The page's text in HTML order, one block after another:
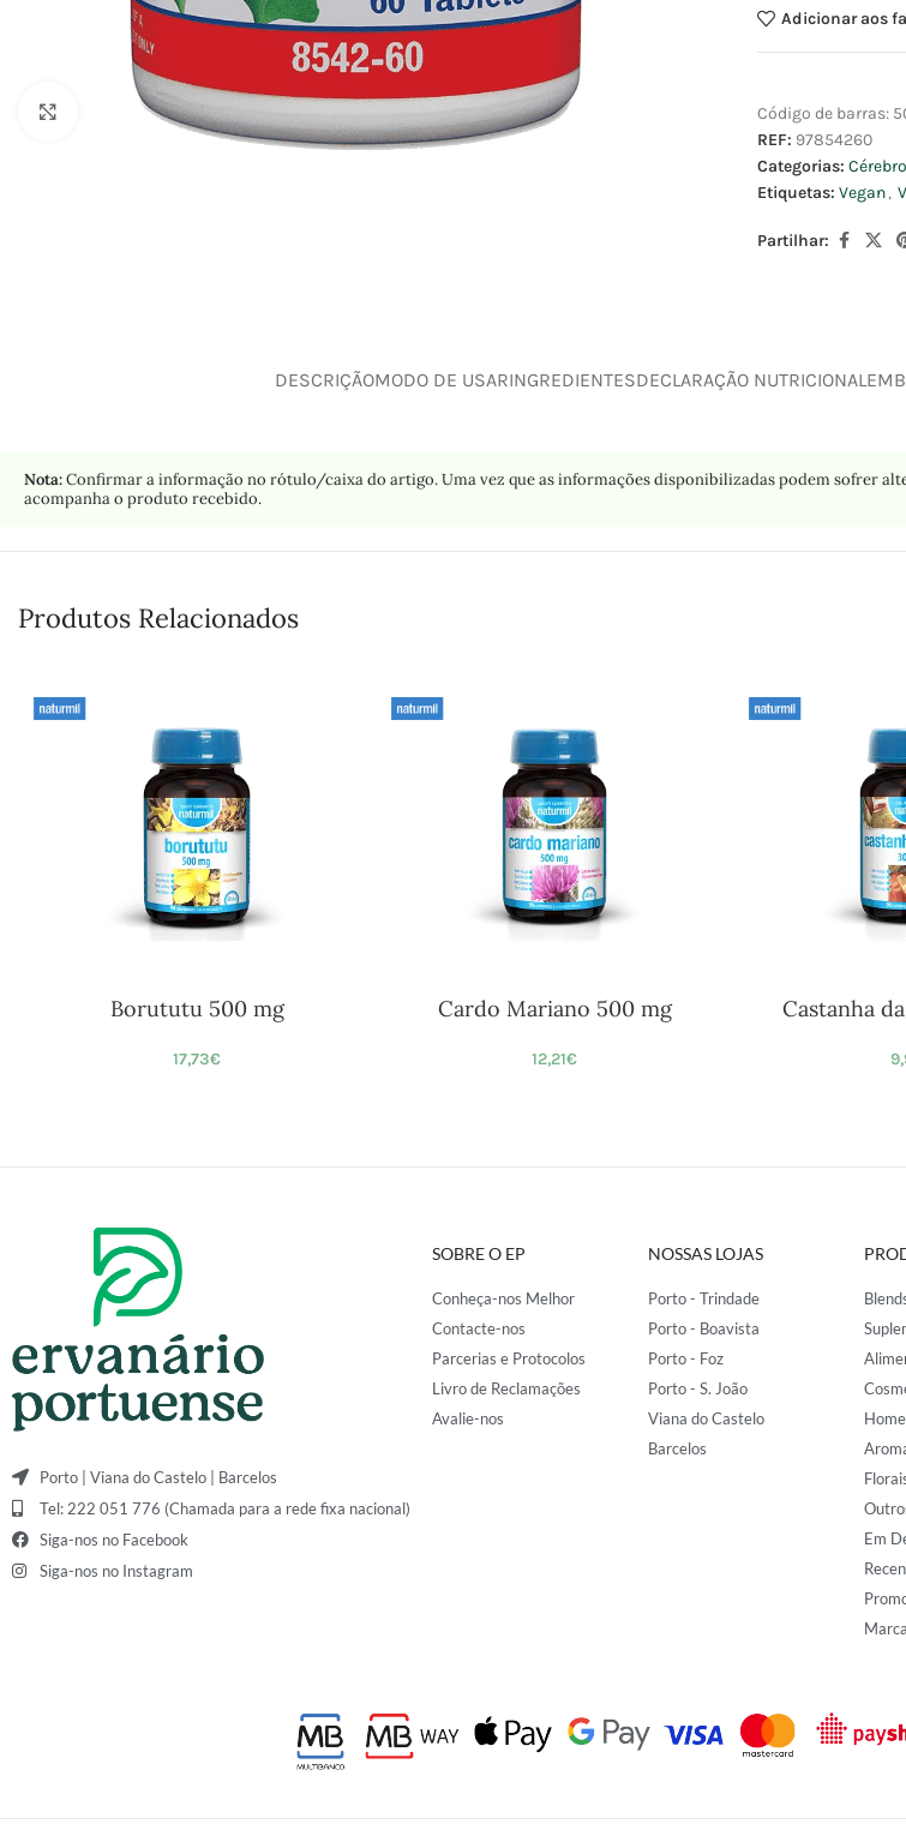
Click to enlarge
Adicionar aos
Código de barras:
REF: 97854260
Categorias:
Etiquetas: Vegan,
Partilhar:
DESCRIÇÃOMODO DE USARINGREDIENTESDECLARAÇÃO NUTRICIONAL
Nota:Confirmar a informação no rótulo/caixa do artigo. Uma vez que as informações disponibilizadas podem sofrer
acompanha o produto recebido.
Produtos Relacionados
Borututu 500 mg
17,73€
Cardo Mariano 500 mg
12,21€
Castanha
Porto | Viana do Castelo | Barcelos
Tel: 222 051 776 (Chamada para a rede fixa nacional)
Siga-nos no Facebook
Siga-nos no Instagram
SOBRE O EP
Conheça-nos Melhor
Contacte-nos
Parcerias e Protocolos
Livro de Reclamações
Avalie-nos
NOSSAS LOJAS
Porto - Trindade
Porto - Boavista
Porto - Foz
Porto - S. João
Viana do Castelo
Barcelos
Em